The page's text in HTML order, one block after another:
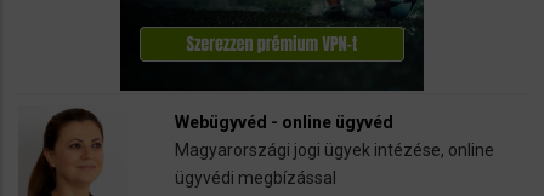
Webügyvéd - online ügyvéd
Magyarországi jogi ügyek intézése, online
ügyvédi megbízással